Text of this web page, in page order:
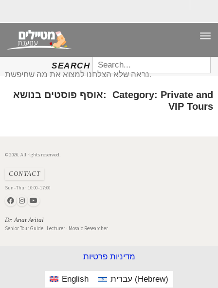
SEARCH
SEARCH
FOR:
אוסף פוסטים בנושא: Category: Private and
VIP Tours
נראה שלא הצלחנו למצוא את מה שחיפשת.
© 2026. All rights reserved.
CONTACT
Sun–Thu · 10:00–17:00
Dr. Anat Avital
Senior Tour Guide · Lecturer · Mosaic Researcher
מדיניות פרטיות
English עברית (Hebrew)